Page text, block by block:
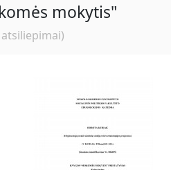
mokytis"
atsiliepimai)